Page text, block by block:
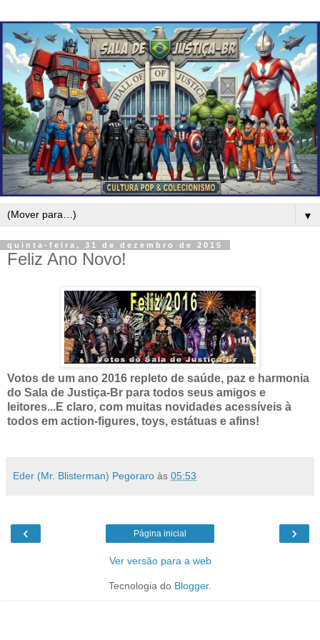
▼
quinta-feira, 31 de dezembro de 2015
Feliz Ano Novo!
Votos de um ano 2016 repleto de saúde, paz e harmonia
do Sala de Justiça-Br para todos seus amigos e
leitores...E claro, com muitas novidades acessíveis à
todos em action-figures, toys, estátuas e afins!
Eder (Mr. Blisterman) Pegoraro às 05:53
‹ ›
Página inicial
Ver versão para a web
Tecnologia do Blogger.